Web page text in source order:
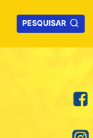
PESQUISAR